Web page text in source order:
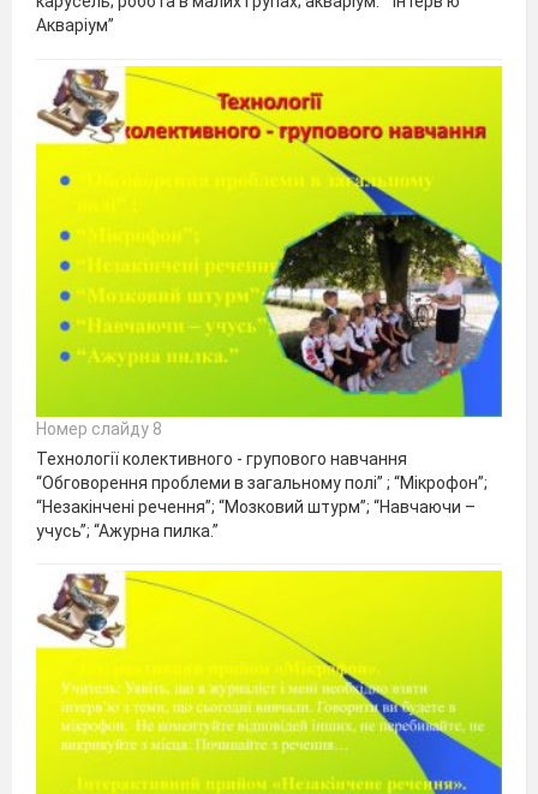
Акваріум”
Номер слайду 8
Технології колективного - групового навчання
“Обговорення проблеми в загальному полі” ; “Мікрофон”;
“Незакінчені речення”; “Мозковий штурм”; “Навчаючи –
учусь”; “Ажурна пилка.”